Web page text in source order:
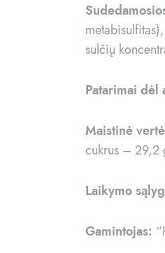
sulčių
Patarimai
Maistinė
cukrus – 29,2
Laikymo
Gamintojas: